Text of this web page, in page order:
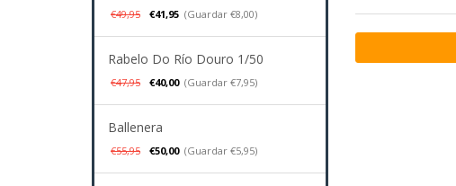
€49,95 €41,95 (Guardar €8,00)
Rabelo Do Río Douro 1/50
€47,95 €40,00 (Guardar €7,95)
Ballenera
€55,95 €50,00 (Guardar €5,95)